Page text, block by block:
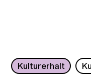
Kulturerhalt